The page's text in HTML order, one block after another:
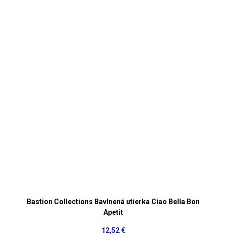
Bastion Collections Bavlnená utierka Ciao Bella Bon
Apetit
12,52 €